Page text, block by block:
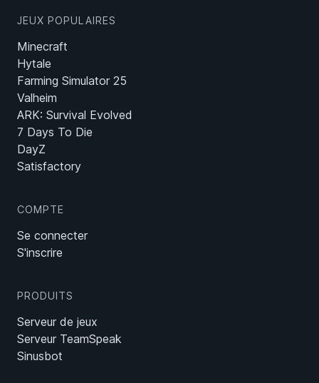
JEUX POPULAIRES
Minecraft
Hytale
Farming Simulator 25
Valheim
ARK: Survival Evolved
7 Days To Die
DayZ
Satisfactory
COMPTE
Se connecter
S'inscrire
PRODUITS
Serveur de jeux
Serveur TeamSpeak
Sinusbot